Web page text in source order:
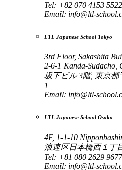
Tel: +82 070 4153 5522
Email: info@ltl-
LTL Japanese School Tokyo
3rd Floor, Sakashita
2-6-1 Kanda-Sudachō,
坂下ビル 3階, 東京
1
Email: info@ltl-
LTL Japanese School Osaka
4F, 1-1-10
浪速区日本橋西１丁
Tel: +81 080 2629 9677
Email: info@ltl-